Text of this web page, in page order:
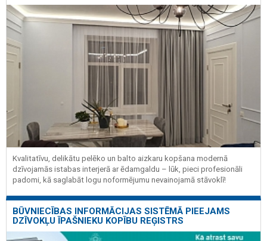
Kvalitatīvu, delikātu pelēko un balto aizkaru kopšana modernā
dzīvojamās istabas interjerā ar ēdamgaldu – lūk, pieci profesionāli
padomi, kā saglabāt logu noformējumu nevainojamā stāvoklī!
BŪVNIECĪBAS INFORMĀCIJAS SISTĒMĀ PIEEJAMS
DZĪVOKĻU ĪPAŠNIEKU KOPĪBU REĢISTRS